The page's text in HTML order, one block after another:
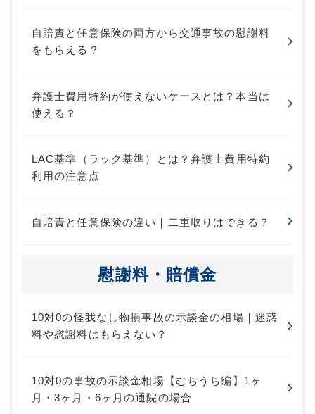
自賠責と任意保険の両方から交通事故の慰謝料
をもらえる？
弁護士費用特約が使えないケースとは？本当は
使える？
LAC基準（ラック基準）とは？弁護士費用特約
利用の注意点
自賠責と任意保険の違い｜二重取りはできる？
慰謝料・賠償金
10対0の怪我なし物損事故の示談金の相場｜迷惑
料や慰謝料はもらえない？
10対0の事故の示談金相場【むちうち編】1ヶ
月・3ヶ月・6ヶ月の通院の場合